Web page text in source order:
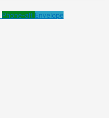
Phone-alt Envelope